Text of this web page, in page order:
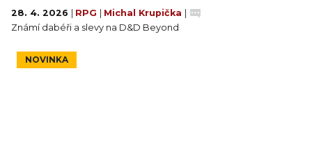
28. 4. 2026 RPG Michal Krupička
Známí dabéři a slevy na D&D Beyond
NOVINKA